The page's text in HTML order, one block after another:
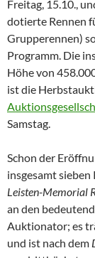
Freitag, 15.10.,
dotierte Rennen
Grupperennen)
Programm. Die
Höhe von
ist die
Samstag.
Schon der
insgesamt
Leisten-Memorial
an den
Auktionator; es
und ist nach dem